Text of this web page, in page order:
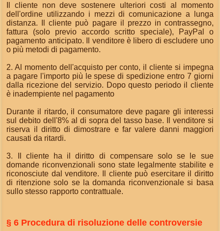
Il cliente non deve sostenere ulteriori costi al momento
dell'ordine utilizzando i mezzi di comunicazione a lunga
distanza. Il cliente può pagare il prezzo in contrassegno,
fattura (solo previo accordo scritto speciale), PayPal o
pagamento anticipato. Il venditore è libero di escludere uno
o più metodi di pagamento.
2. Al momento dell'acquisto per conto, il cliente si impegna
a pagare l'importo più le spese di spedizione entro 7 giorni
dalla ricezione del servizio. Dopo questo periodo il cliente
è inadempiente nel pagamento
Durante il ritardo, il consumatore deve pagare gli interessi
sul debito dell'8% al di sopra del tasso base. Il venditore si
riserva il diritto di dimostrare e far valere danni maggiori
causati da ritardi.
3. Il cliente ha il diritto di compensare solo se le sue
domande riconvenzionali sono state legalmente stabilite e
riconosciute dal venditore. Il cliente può esercitare il diritto
di ritenzione solo se la domanda riconvenzionale si basa
sullo stesso rapporto contrattuale.
§ 6 Procedura di risoluzione delle controversie